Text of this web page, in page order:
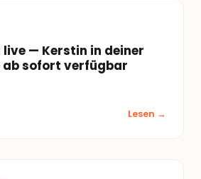
live — Kerstin in deiner
ab sofort verfügbar
Lesen →